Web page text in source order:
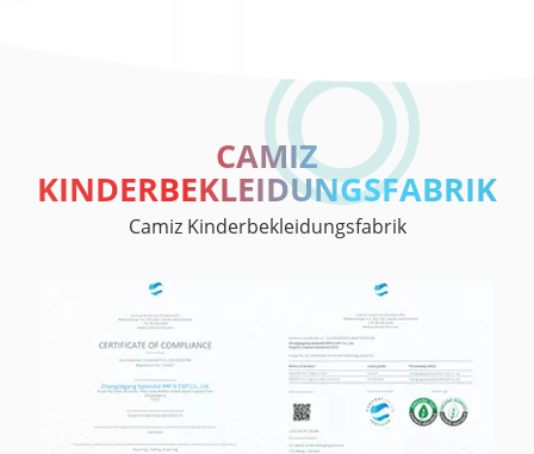
CAMIZ
KINDERBEKLEIDUNGSFABRIK
Camiz Kinderbekleidungsfabrik